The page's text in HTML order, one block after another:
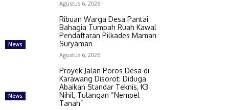
Agustus 6, 2026
News
Ribuan Warga Desa Pantai
Bahagia Tumpah Ruah Kawal
Pendaftaran Pilkades Maman
Suryaman
Agustus 6, 2026
News
Proyek Jalan Poros Desa di
Karawang Disorot: Diduga
Abaikan Standar Teknis, K3
Nihil, Tulangan “Nempel
Tanah”